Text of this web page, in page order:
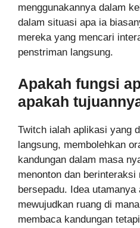
menggunakannya dalam
dalam situasi apa ia
mereka yang mencari
penstriman langsung.
Apakah fungsi
apakah
Twitch ialah aplikasi yang
langsung, membolehkan
kandungan dalam masa
menonton dan berinteraksi
bersepadu. Idea utamanya
mewujudkan ruang di
membaca kandungan